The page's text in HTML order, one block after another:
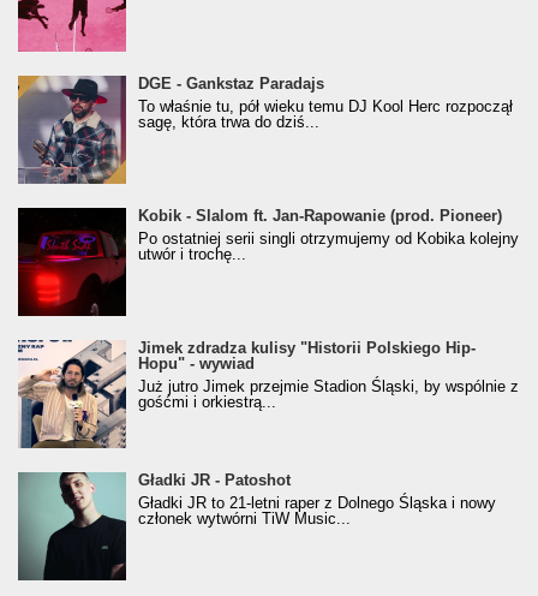
donGURALesko z nagrodą za
Klasyczny/Trueschoolowy Album Roku
(Popkillery 2023)
DGE - Gankstaz Paradajs
To właśnie tu, pół wieku temu DJ Kool Herc rozpoczął
sagę, która trwa do dziś...
Kobik - Slalom ft. Jan-Rapowanie (prod. Pioneer)
[Official Music Visualiser]
Kobik - Slalom ft. Jan-Rapowanie (prod. Pioneer)
Po ostatniej serii singli otrzymujemy od Kobika kolejny
utwór i trochę...
Jimek zdradza kulisy "Historii Polskiego Hip-
Hopu" - wywiad
Jimek zdradza kulisy "Historii Polskiego Hip-
Hopu" - wywiad
Już jutro Jimek przejmie Stadion Śląski, by wspólnie z
gośćmi i orkiestrą...
Gładki JR - Patoshot
Gładki JR - Patoshot
Gładki JR to 21-letni raper z Dolnego Śląska i nowy
członek wytwórni TiW Music...